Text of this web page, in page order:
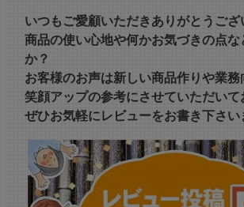
いつもご愛顧いただきありがとうござ
商品の使い心地や何かお気づきの点
か？
お客様のお声は新しい商品作りや業
笑顔アップの参考にさせていただいて
ぜひお気軽にレビューをお書き下さい